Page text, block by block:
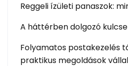
Reggeli ízületi panaszok:
A háttérben dolgozó
Folyamatos postakezelés
praktikus megoldások